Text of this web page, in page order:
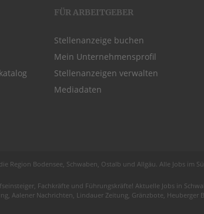
FÜR ARBEITGEBER
Stellenanzeige buchen
Mein Unternehmensprofil
Stellenanzeigen verwalten
Mediadaten
Region Bodensee , Schwaben, Ostalb und Allgäu . Alle Jobs im
Fachkräfte und Führungskräfte! Aktuelle Jobs in
Aalener Nachrichten, Lindauer Zeitung, Gränzbote, Heuberger